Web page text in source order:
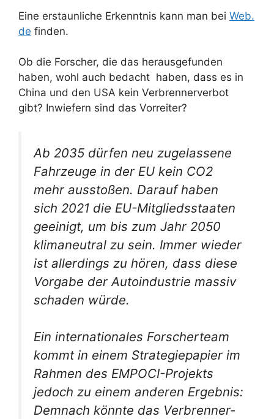
Eine erstaunliche Erkenntnis kann man bei Web.
de finden.
Ob die Forscher, die das herausgefunden
haben, wohl auch bedacht haben, dass es in
China und den USA kein Verbrennerverbot
gibt? Inwiefern sind das Vorreiter?
Ab 2035 dürfen neu zugelassene
Fahrzeuge in der EU kein CO2
mehr ausstoßen. Darauf haben
sich 2021 die EU-Mitgliedsstaaten
geeinigt, um bis zum Jahr 2050
klimaneutral zu sein. Immer wieder
ist allerdings zu hören, dass diese
Vorgabe der Autoindustrie massiv
schaden würde.
Ein internationales Forscherteam
kommt in einem Strategiepapier im
Rahmen des EMPOCI-Projekts
jedoch zu einem anderen Ergebnis:
Demnach könnte das Verbrenner-